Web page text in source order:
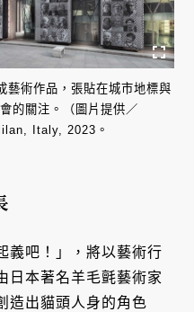
藝術作品，張貼在城市地標與
的關注。（圖片提供／
Italy, 2023。
義吧！」，將以藝術行
日本著名羊毛氈藝術家
造出貓頭人身的角色